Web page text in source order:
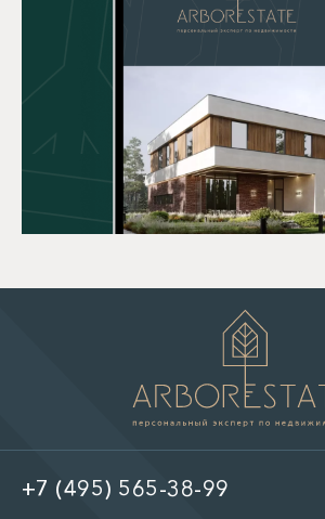
+7 (495) 565-38-99